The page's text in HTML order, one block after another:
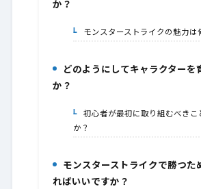
か？
6-1.モンスターストライクの魅力は
どのようにしてキャラクターを
か？
7-1.初心者が最初に取り組むべきこ
か？
モンスターストライクで勝つた
ればいいですか？